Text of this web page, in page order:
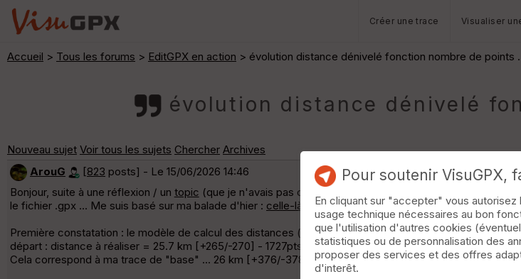
Créer une trace Visualiser
Accueil > Tous les forums > EditGPX en action > évolution distance dénivelé fonction nombre de points
évolution distance dénivelé
Nouveau sujet Voir tous les sujets Chercher Archives
ArouG
[823 posts] - Le 15/06/2026 14:46
Bonjour, suite à une réflexion / un topic (que je n'avais pas compris au départ), je m'étais promis une
le fichier .gpx ... Me suis basé sur ma balade d'hier : celle-là
Première constatation : le modèle de calcul des distances (estimée / parcourue) en cours de parcours
départ : distance à réaliser = 25.7 km [+265/-270] - 1727pts pour une distance parcourue de 26 km (à
Cela correspond à ma trace de "base" ... 26 km [+376/-378] - 22673pts au dénivelé près (sans
Pour soutenir VisuGPX,
En cliquant sur "accepter" vous
usage technique nécessaires au bon
que l'utilisation d'autres cookies
statistiques ou de personnalisation des
proposer des services et des offres
d'interêt.